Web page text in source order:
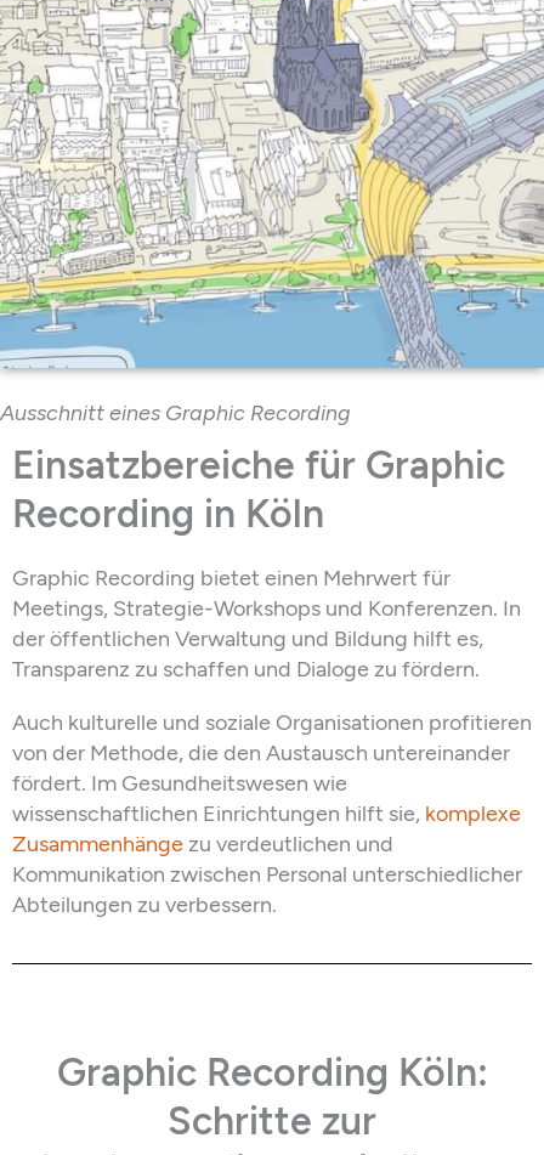
Ausschnitt eines Graphic Recording
Einsatzbereiche für Graphic
Recording in Köln
Graphic Recording bietet einen Mehrwert für
Meetings, Strategie-Workshops und Konferenzen. In
der öffentlichen Verwaltung und Bildung hilft es,
Transparenz zu schaffen und Dialoge zu fördern.
Auch kulturelle und soziale Organisationen profitieren
von der Methode, die den Austausch untereinander
fördert. Im Gesundheitswesen wie
wissenschaftlichen Einrichtungen hilft sie, komplexe
Zusammenhängezu verdeutlichen und
Kommunikation zwischen Personal unterschiedlicher
Abteilungen zu verbessern.
Graphic Recording Köln:
Schritte zur